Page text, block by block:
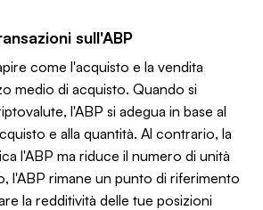
sull'ABP
come l'acquisto e la vendita
medio di acquisto. Quando si
l'ABP si adegua in base al
e alla quantità. Al contrario, la
l'ABP ma riduce il numero di unità
l'ABP rimane un punto di riferimento
la redditività delle tue posizioni